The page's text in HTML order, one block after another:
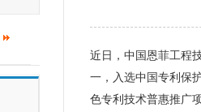
近日，中国恩菲工程
一，入选中国专利保
色专利技术普惠推广